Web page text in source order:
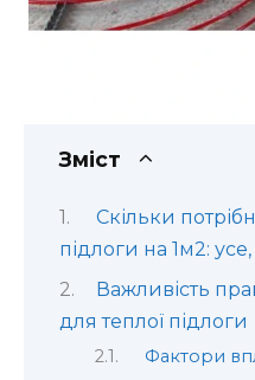
Зміст
Скільки
підлоги на 1м2:
Важливість
для теплої підлоги
Фактори